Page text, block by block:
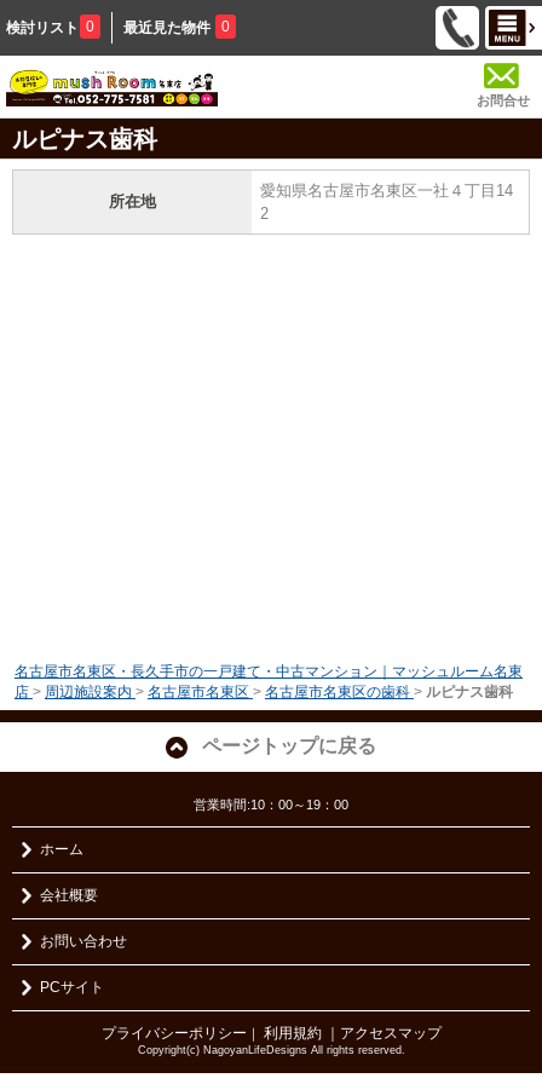
検討リスト 0 最近見た物件 0
お問合せ
ルピナス歯科
所在地
愛知県名古屋市名東区一社４丁目14
2
名古屋市名東区・長久手市の一戸建て・中古マンション｜マッシュルーム名東
店 > 周辺施設案内 > 名古屋市名東区 > 名古屋市名東区の歯科 > ルピナス歯科
ページトップに戻る
営業時間:10：00～19：00
ホーム
会社概要
お問い合わせ
PCサイト
プライバシーポリシー ｜ 利用規約 ｜アクセスマップ
Copyright(c) NagoyanLifeDesigns All rights reserved.